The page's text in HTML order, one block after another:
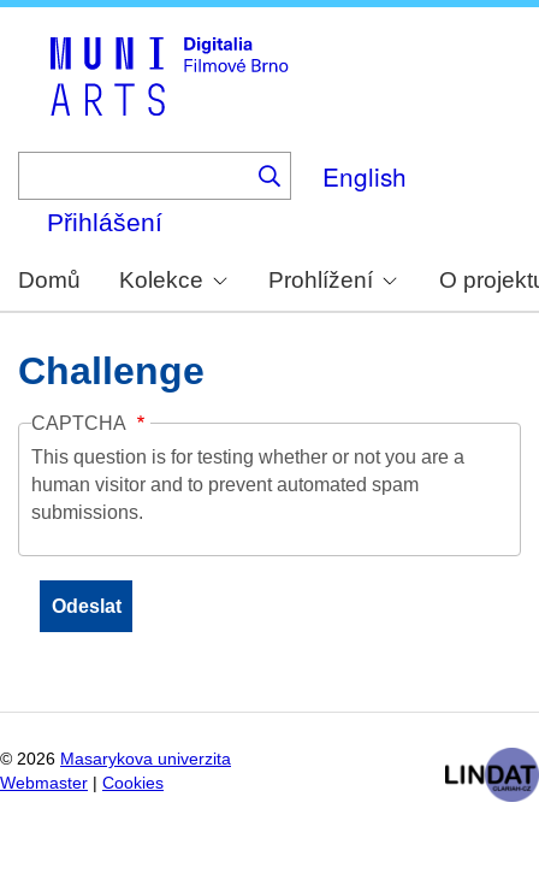
English
Přihlášení
Domů Kolekce Prohlížení O
Challenge
CAPTCHA
This question is for testing whether or not you are a
human visitor and to prevent automated spam
submissions.
© 2026 Masarykova univerzita
Webmaster
Cookies